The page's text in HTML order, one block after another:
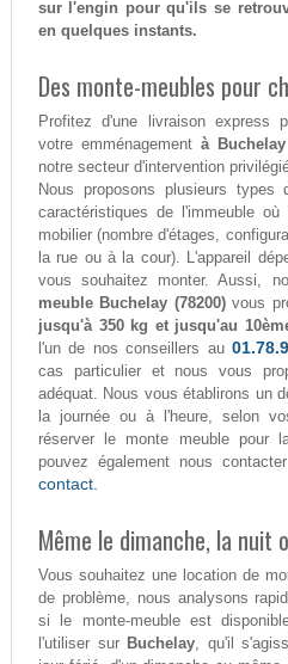
sur l'engin pour qu'ils se
en quelques instants.
Des monte-meubles pour
Profitez d'une livraison express
votre emménagement à Buchelay
notre secteur d'intervention
Nous proposons plusieurs types
caractéristiques de l'immeuble
mobilier (nombre d'étages,
la rue ou à la cour). L'appareil
vous souhaitez monter. Aussi,
meuble Buchelay (78200)vous
jusqu'à 350 kg et jusqu'au
l'un de nos conseillers au
cas particulier et nous vous
adéquat. Nous vous établirons un
la journée ou à l'heure, selon
réserver le monte meuble pour
pouvez également nous
contact.
Même le dimanche, la nuit
Vous souhaitez une location de
de problème, nous analysons
si le monte-meuble est
l'utiliser sur Buchelay, qu'il